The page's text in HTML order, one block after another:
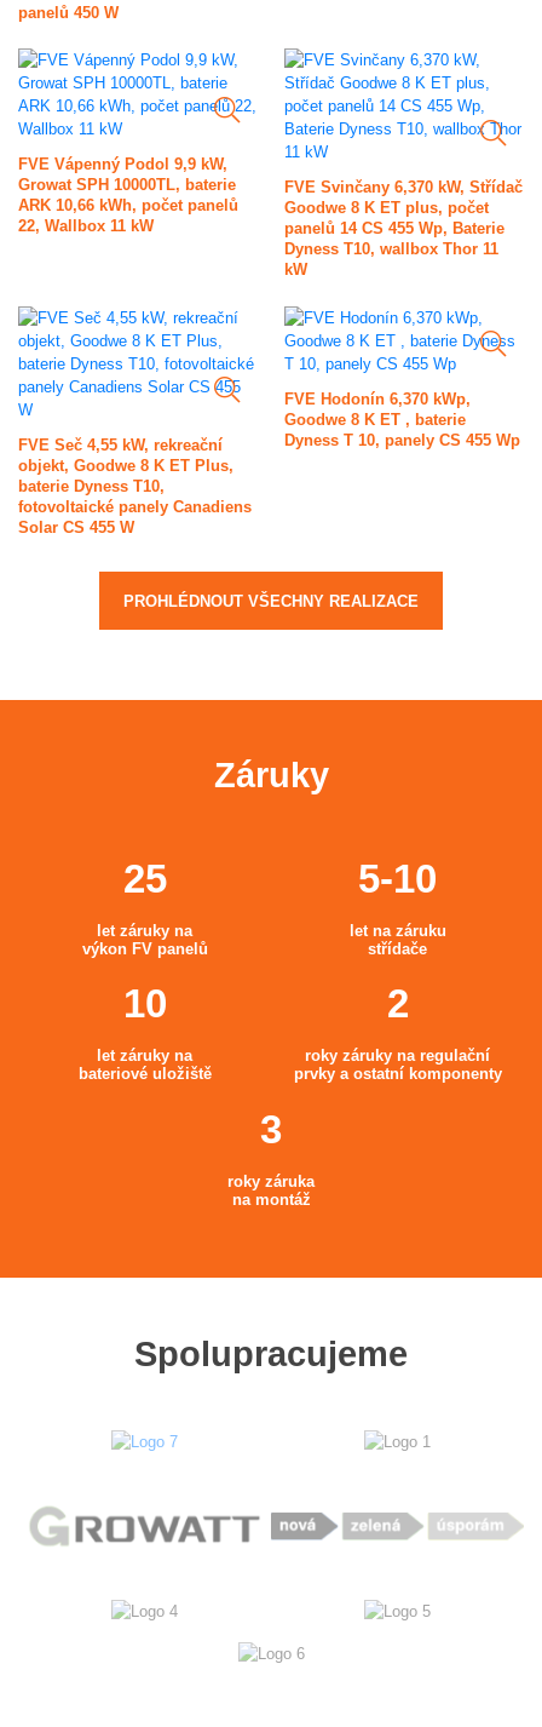
panelů 450 W
FVE Vápenný Podol 9,9 kW,
Growat SPH 10000TL, baterie
ARK 10,66 kWh, počet panelů
22, Wallbox 11 kW
FVE Svinčany 6,370 kW, Střídač
Goodwe 8 K ET plus, počet
panelů 14 CS 455 Wp, Baterie
Dyness T10, wallbox Thor 11
kW
FVE Seč 4,55 kW, rekreační
objekt, Goodwe 8 K ET Plus,
baterie Dyness T10,
fotovoltaické panely Canadiens
Solar CS 455 W
FVE Hodonín 6,370 kWp,
Goodwe 8 K ET , baterie
Dyness T 10, panely CS 455 Wp
PROHLÉDNOUT VŠECHNY REALIZACE
Záruky
let záruky na
výkon FV panelů
let na záruku
střídače
let záruky na
bateriové uložiště
roky záruky na regulační
prvky a ostatní komponenty
roky záruka
na montáž
Spolupracujeme